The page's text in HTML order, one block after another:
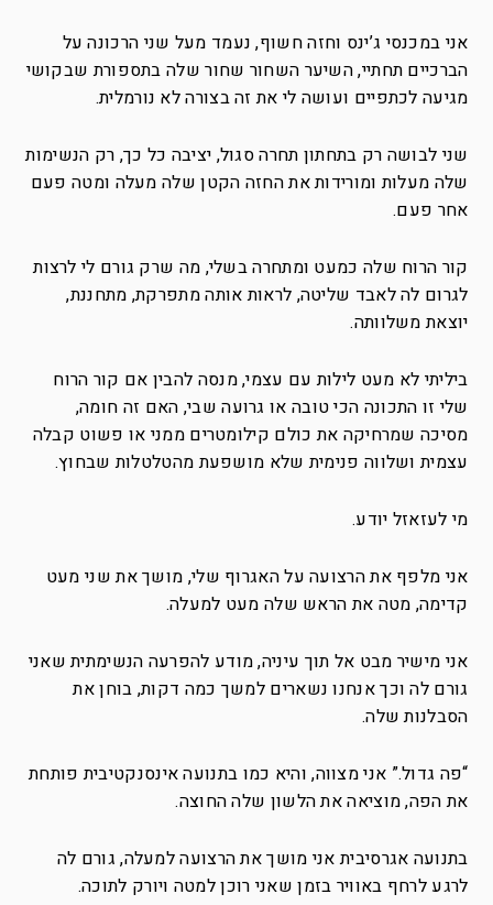
אני במכנסי ג’ינס וחזה חשוף, נעמד מעל שני הרכונה על
הברכיים תחתיי, השיער השחור שחור שלה בתספורת שבקושי
מגיעה לכתפיים ועושה לי את זה בצורה לא נורמלית.
שני לבושה רק בתחתון תחרה סגול, יציבה כל כך, רק הנשימות
שלה מעלות ומורידות את החזה הקטן שלה מעלה ומטה פעם
אחר פעם.
קור הרוח שלה כמעט ומתחרה בשלי, מה שרק גורם לי לרצות
לגרום לה לאבד שליטה, לראות אותה מתפרקת, מתחננת,
יוצאת משלוותה.
ביליתי לא מעט לילות עם עצמי, מנסה להבין אם קור הרוח
שלי זו התכונה הכי טובה או גרועה שבי, האם זה חומה,
מסיכה שמרחיקה את כולם קילומטרים ממני או פשוט קבלה
עצמית ושלווה פנימית שלא מושפעת מהטלטלות שבחוץ.
מי לעזאזל יודע.
אני מלפף את הרצועה על האגרוף שלי, מושך את שני מעט
קדימה, מטה את הראש שלה מעט למעלה.
אני מישיר מבט אל תוך עיניה, מודע להפרעה הנשימתית שאני
גורם לה וכך אנחנו נשארים למשך כמה דקות, בוחן את
הסבלנות שלה.
“פה גדול.” אני מצווה, והיא כמו בתנועה אינסנקטיבית פותחת
את הפה, מוציאה את הלשון שלה החוצה.
בתנועה אגרסיבית אני מושך את הרצועה למעלה, גורם לה
לרגע לרחף באוויר בזמן שאני רוכן למטה ויורק לתוכה.